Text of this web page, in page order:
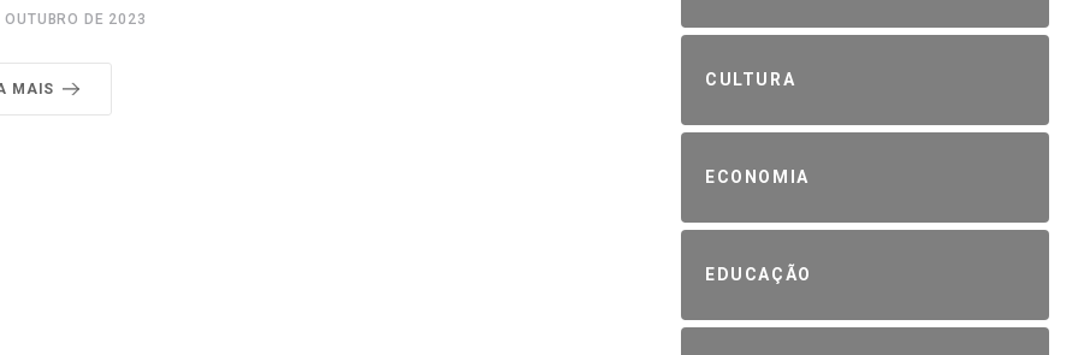
DE 2023
MAIS CULTURA
ECONOMIA
EDUCAÇÃO